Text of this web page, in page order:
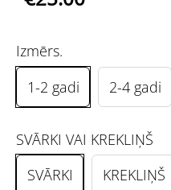
Izmērs.
1-2 gadi
2-4 gadi
SVĀRKI VAI KREKLIŅŠ
SVĀRKI
KREKLIŅŠ